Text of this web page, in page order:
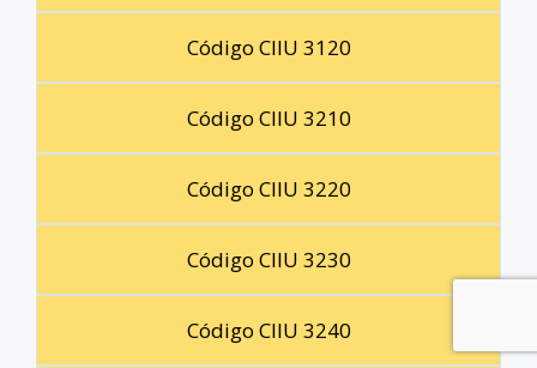
Código CIIU 3120
Código CIIU 3210
Código CIIU 3220
Código CIIU 3230
Código CIIU 3240